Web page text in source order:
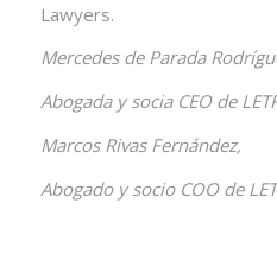
Lawyers.
Mercedes de Parada
Abogada y socia CEO de
Marcos Rivas Fernández,
Abogado y socio COO de